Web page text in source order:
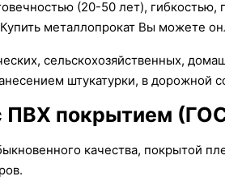
(20-50 лет),
металлопрокат Вы можете
сельскохозяйственных,
штукатурки, в дорожной
ПВХ покрытием
качества, покрытой